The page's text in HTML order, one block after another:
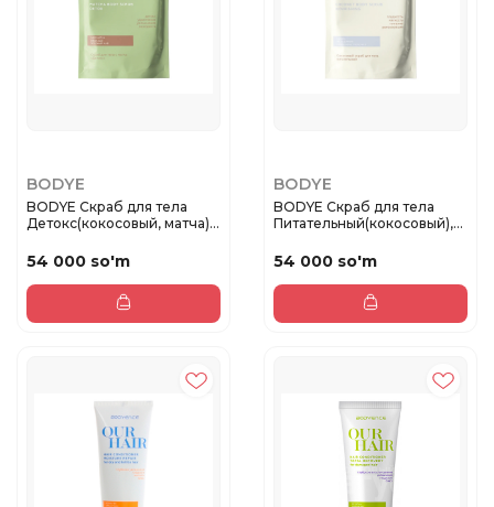
BODYE
BODYE Скраб для тела
Детокс(кокосовый, матча),
54 000 so'm
BODYE
BODYE Скраб для тела
Питательный(кокосовый),
54 000 so'm